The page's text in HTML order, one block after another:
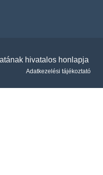
hivatalos honlapja
Adatkezelési tájékoztató